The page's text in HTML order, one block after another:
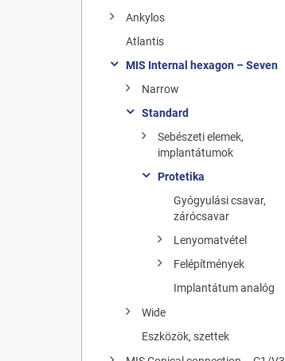
Ankylos
Atlantis
MIS Internal hexagon – Seven
Narrow
Standard
Sebészeti elemek,
implantátumok
Protetika
Gyógyulási csavar,
zárócsavar
Lenyomatvétel
Felépítmények
Implantátum analóg
Wide
Eszközök, szettek